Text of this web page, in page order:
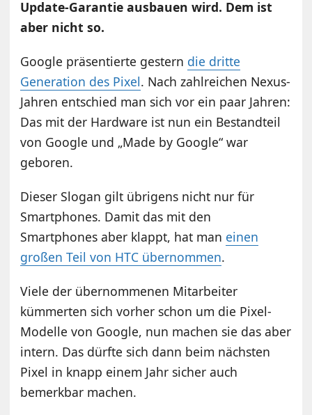
Update-Garantie ausbauen wird. Dem ist
aber nicht so.
Google präsentierte gestern die dritte
Generation des Pixel. Nach zahlreichen Nexus-
Jahren entschied man sich vor ein paar Jahren:
Das mit der Hardware ist nun ein Bestandteil
von Google und „Made by Google“ war
geboren.
Dieser Slogan gilt übrigens nicht nur für
Smartphones. Damit das mit den
Smartphones aber klappt, hat man einen
großen Teil von HTC übernommen.
Viele der übernommenen Mitarbeiter
kümmerten sich vorher schon um die Pixel-
Modelle von Google, nun machen sie das aber
intern. Das dürfte sich dann beim nächsten
Pixel in knapp einem Jahr sicher auch
bemerkbar machen.